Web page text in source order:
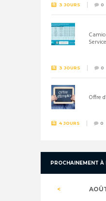
3 JOURS 0
3 JOURS 0
Offre
4 JOURS 0
PROCHAINEMENT À